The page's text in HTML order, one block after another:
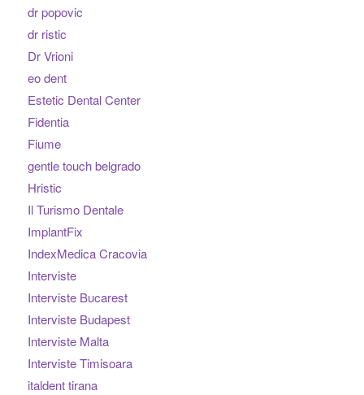
dr popovic
dr ristic
Dr Vrioni
eo dent
Estetic Dental Center
Fidentia
Fiume
gentle touch belgrado
Hristic
Il Turismo Dentale
ImplantFix
IndexMedica Cracovia
Interviste
Interviste Bucarest
Interviste Budapest
Interviste Malta
Interviste Timisoara
italdent tirana